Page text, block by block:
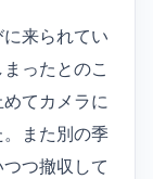
来られてい
ったとのこ
てカメラに
また別の季
つ撤収して